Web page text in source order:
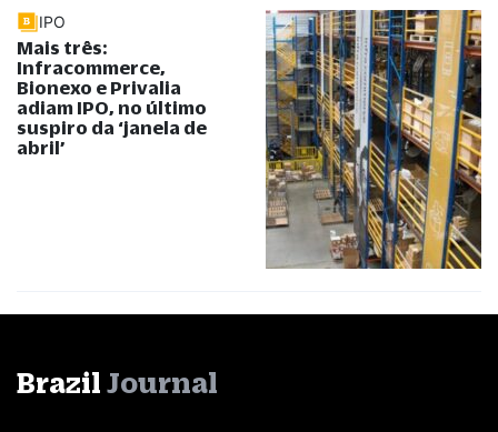
IPO
Mais três:
Infracommerce,
Bionexo e Privalia
adiam IPO, no último
suspiro da ‘janela de
abril’
Brazil Journal